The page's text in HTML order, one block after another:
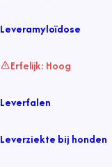
Leveramyloïdose
Erfelijk: Hoog
Leverfalen
Leverziekte bij honden